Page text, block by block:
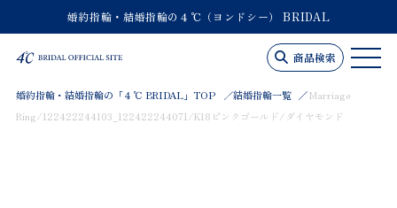
婚約指輪・結婚指輪の４℃（ヨンドシー） BRIDAL
商品検索
婚約指輪・結婚指輪の「４℃ BRIDAL」TOP 結婚指輪一覧
Marriage
Ring/122422244103_122422244071/K18ピンクゴールド/ダイヤモンド